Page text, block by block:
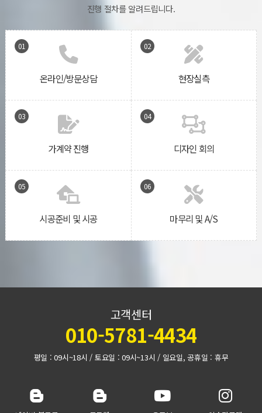
진행 절차를 알려드립니다.
01
온라인/방문상담
02
현장실측
03
가계약 진행
04
디자인 회의
05
시공준비 및 시공
06
마무리 및 A/S
고객센터
010-5781-4434
평일 : 09시~18시 / 토요일 : 09시~13시 / 일요일, 공휴일 : 휴무